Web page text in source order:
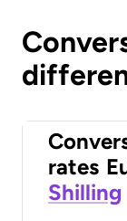
rates
Shilling